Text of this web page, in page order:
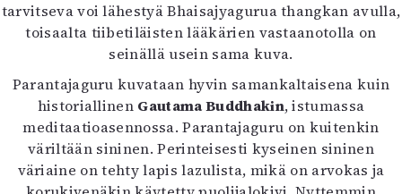
tarvitseva voi lähestyä Bhaisajyagurua thangkan avulla,
toisaalta tiibetiläisten lääkärien vastaanotolla on
seinällä usein sama kuva.
Parantajaguru kuvataan hyvin samankaltaisena kuin
historiallinen Gautama Buddhakin, istumassa
meditaatioasennossa. Parantajaguru on kuitenkin
väriltään sininen. Perinteisesti kyseinen sininen
väriaine on tehty lapis lazulista, mikä on arvokas ja